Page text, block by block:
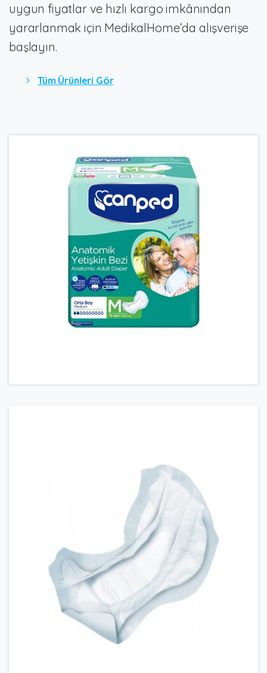
uygun fiyatlar ve hızlı kargo imkânından
yararlanmak için MedikalHome’da alışverişe
başlayın.
Tüm Ürünleri Gör